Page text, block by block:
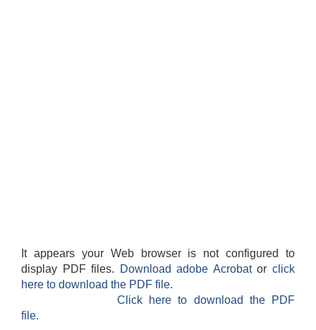
It appears your Web browser is not configured to
display PDF files.
Download adobe Acrobatorclick
here to download the PDF file.
Click here to download the PDF
file.